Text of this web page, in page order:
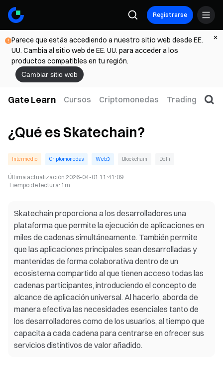
Registrarse
Parece que estás accediendo a nuestro sitio web desde EE.
UU. Cambia al sitio web de EE. UU. para acceder a los
productos compatibles en tu región.
Cambiar sitio web
Gate Learn Cursos Criptomonedas Trading
¿Qué es Skatechain?
Intermedio Criptomonedas Web3 Blockchain DeFi
Última actualización 2026-04-01 11:41:09
Tiempo de lectura: 1m
Skatechain proporciona a los desarrolladores una
plataforma que permite la ejecución de aplicaciones en
miles de cadenas simultáneamente. También permite
que las aplicaciones principales sean desarrolladas y
mantenidas de forma colaborativa dentro de un
ecosistema compartido al que tienen acceso todas las
cadenas participantes, introduciendo el concepto de
alcance de aplicación universal. Al hacerlo, aborda de
manera efectiva las necesidades esenciales tanto de
los desarrolladores como de los usuarios, al tiempo que
capacita a cada cadena para centrarse en ofrecer sus
servicios distintivos de valor añadido.